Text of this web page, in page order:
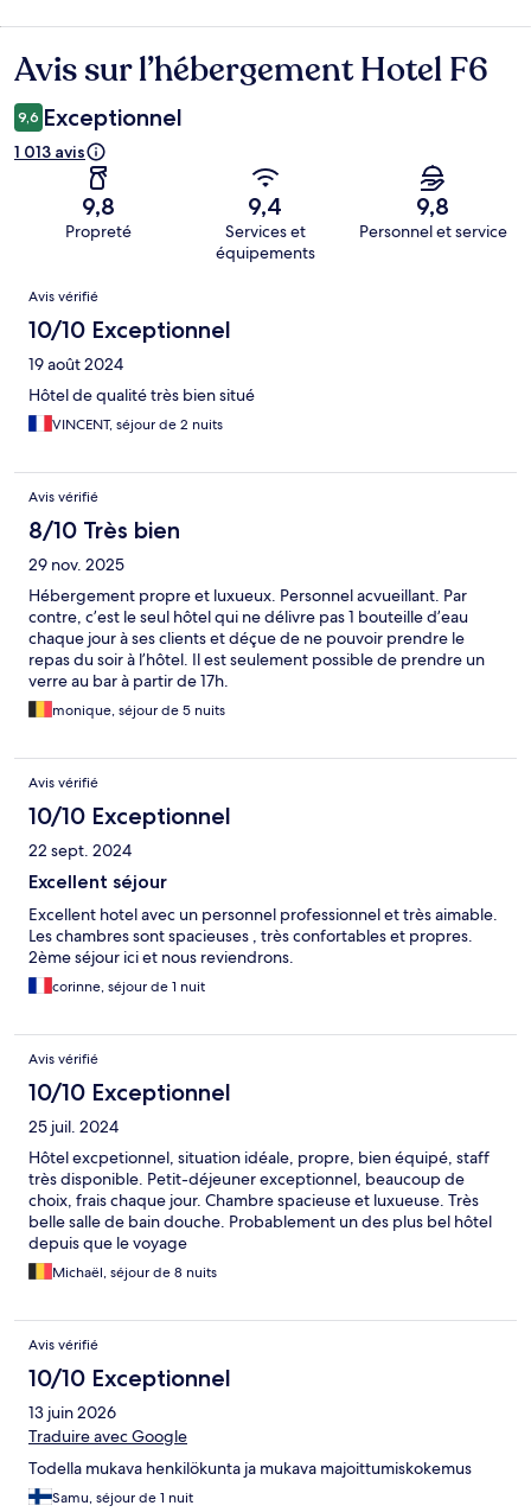
Avis
Avis sur l’hébergement Hotel F6
9,6 Exceptionnel
1 013 avis
9,8
Propreté
9,4
Services et
équipements
9,8
Personnel et service
Avis
Avis vérifié
10/10 Exceptionnel
19 août 2024
Hôtel de qualité très bien situé
VINCENT, séjour de 2 nuits
Avis vérifié
8/10 Très bien
29 nov. 2025
Hébergement propre et luxueux. Personnel acvueillant. Par
contre, c’est le seul hôtel qui ne délivre pas 1 bouteille d’eau
chaque jour à ses clients et déçue de ne pouvoir prendre le
repas du soir à l’hôtel. Il est seulement possible de prendre un
verre au bar à partir de 17h.
monique, séjour de 5 nuits
Avis vérifié
10/10 Exceptionnel
22 sept. 2024
Excellent séjour
Excellent hotel avec un personnel professionnel et très aimable.
Les chambres sont spacieuses , très confortables et propres.
2ème séjour ici et nous reviendrons.
corinne, séjour de 1 nuit
Avis vérifié
10/10 Exceptionnel
25 juil. 2024
Hôtel excpetionnel, situation idéale, propre, bien équipé, staff
très disponible. Petit-déjeuner exceptionnel, beaucoup de
choix, frais chaque jour. Chambre spacieuse et luxueuse. Très
belle salle de bain douche. Probablement un des plus bel hôtel
depuis que le voyage
Michaël, séjour de 8 nuits
Avis vérifié
10/10 Exceptionnel
13 juin 2026
Traduire avec Google
Todella mukava henkilökunta ja mukava majoittumiskokemus
Samu, séjour de 1 nuit